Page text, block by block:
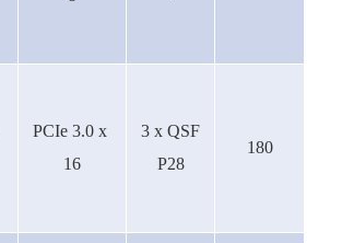
PCIe 3.0 x
16
3 x QSF
P28
180